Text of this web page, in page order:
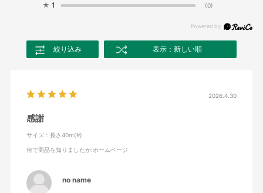
★ 1 (0)
絞り込み 表示：新しい順
2026.4.30
感謝
サイズ：長さ40m(#)
何で商品を知りましたか:ホームページ
no name